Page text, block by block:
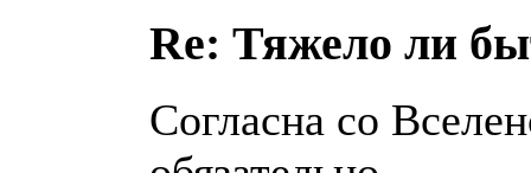
Re: Тяжело ли
Согласна со